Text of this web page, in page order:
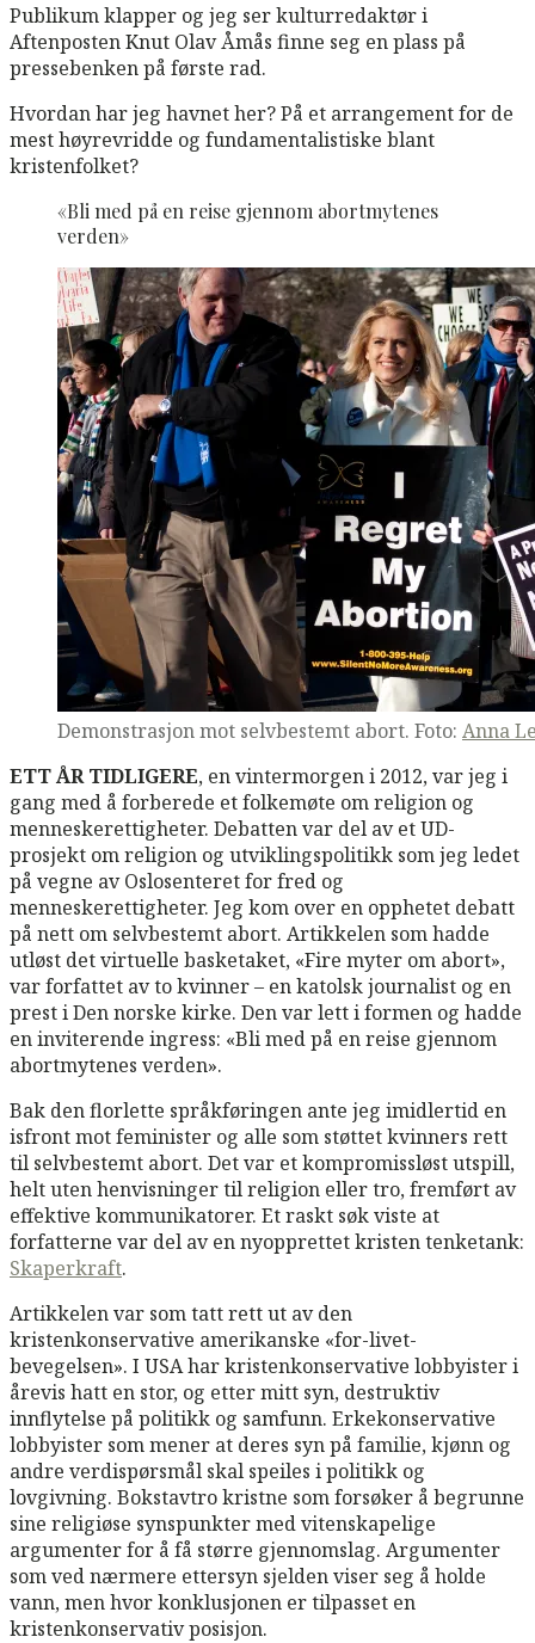
Publikum klapper og jeg ser kulturredaktør i
Aftenposten Knut Olav Åmås finne seg en plass på
pressebenken på første rad.
Hvordan har jeg havnet her? På et arrangement for de
mest høyrevridde og fundamentalistiske blant
kristenfolket?
«Bli med på en reise gjennom abortmytenes
verden»
Demonstrasjon mot selvbestemt abort. Foto: Anna
ETT ÅR TIDLIGERE, en vintermorgen i 2012, var jeg i
gang med å forberede et folkemøte om religion og
menneskerettigheter. Debatten var del av et UD-
prosjekt om religion og utviklingspolitikk som jeg ledet
på vegne av Oslosenteret for fred og
menneskerettigheter. Jeg kom over en opphetet debatt
på nett om selvbestemt abort. Artikkelen som hadde
utløst det virtuelle basketaket, «Fire myter om abort»,
var forfattet av to kvinner – en katolsk journalist og en
prest i Den norske kirke. Den var lett i formen og hadde
en inviterende ingress: «Bli med på en reise gjennom
abortmytenes verden».
Bak den florlette språkføringen ante jeg imidlertid en
isfront mot feminister og alle som støttet kvinners rett
til selvbestemt abort. Det var et kompromissløst utspill,
helt uten henvisninger til religion eller tro, fremført av
effektive kommunikatorer. Et raskt søk viste at
forfatterne var del av en nyopprettet kristen tenketank:
Skaperkraft.
Artikkelen var som tatt rett ut av den
kristenkonservative amerikanske «for-livet-
bevegelsen». I USA har kristenkonservative lobbyister i
årevis hatt en stor, og etter mitt syn, destruktiv
innflytelse på politikk og samfunn. Erkekonservative
lobbyister som mener at deres syn på familie, kjønn og
andre verdispørsmål skal speiles i politikk og
lovgivning. Bokstavtro kristne som forsøker å begrunne
sine religiøse synspunkter med vitenskapelige
argumenter for å få større gjennomslag. Argumenter
som ved nærmere ettersyn sjelden viser seg å holde
vann, men hvor konklusjonen er tilpasset en
kristenkonservativ posisjon.